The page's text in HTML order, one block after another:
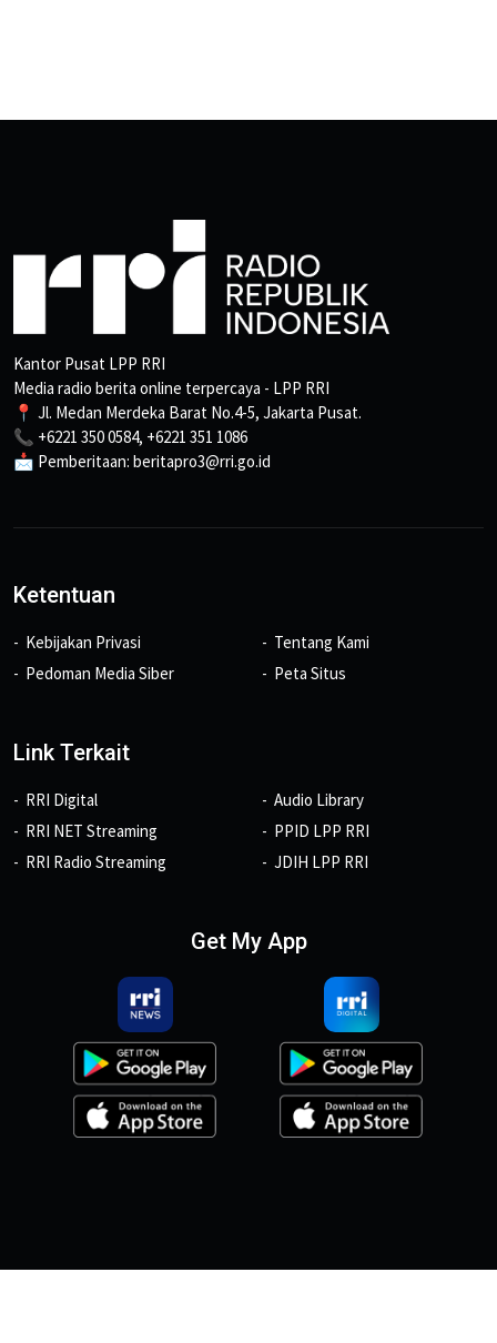
Kantor Pusat LPP RRI
Media radio berita online terpercaya - LPP RRI
📍 Jl. Medan Merdeka Barat No.4-5, Jakarta Pusat.
📞 +6221 350 0584, +6221 351 1086
📩 Pemberitaan: beritapro3@rri.go.id
Ketentuan
Kebijakan Privasi
Pedoman Media Siber
Tentang Kami
Peta Situs
Link Terkait
RRI Digital
RRI NET Streaming
RRI Radio Streaming
Audio Library
PPID LPP RRI
JDIH LPP RRI
Get My App